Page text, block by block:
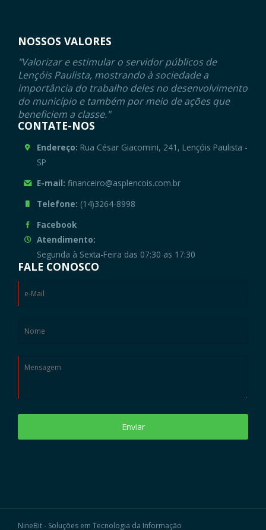
NOSSOS VALORES
"Valorizar e estimular o servidor públicos de
Lençóis Paulista, mostrando à sociedade a
importância do trabalho deles no desenvolvimento
do município e também por meio de ações que
beneficiem a classe."
CONTATE-NOS
Endereço: Rua César Giacomini, 241, Lençóis Paulista -
SP
E-mail: financeiro@asplencois.com.br
Telefone: (14)3264-8998
Facebook
Atendimento:
Segunda à Sexta-Feira das 07:30 as 17:30
FALE CONOSCO
Enviar
NineBit - Soluções em Tecnologia da Informação